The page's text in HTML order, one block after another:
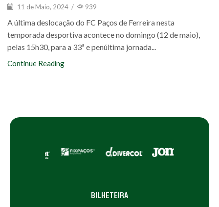
11 de Maio, 2024 / 939
A última deslocação do FC Paços de Ferreira nesta
temporada desportiva acontece no domingo (12 de maio),
pelas 15h30, para a 33ª e penúltima jornada...
Continue Reading
BILHETEIRA